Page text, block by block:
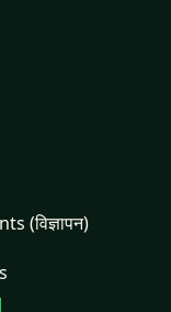
(विज्ञापन)